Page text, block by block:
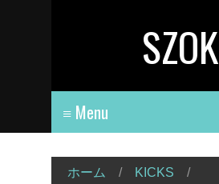
SZOK
ホーム / KICKS /